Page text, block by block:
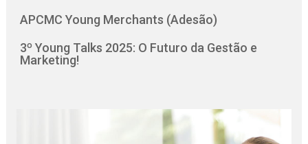
APCMC Young Merchants (Adesão)
3º Young Talks 2025: O Futuro da Gestão e
Marketing!